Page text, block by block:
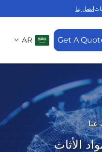
اتصل بنا
Get A
AR
عنا
الأثاث